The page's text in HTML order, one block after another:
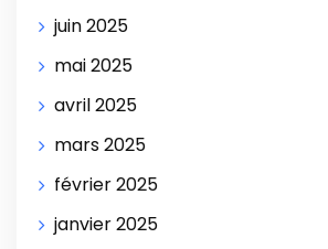
juin 2025
mai 2025
avril 2025
mars 2025
février 2025
janvier 2025